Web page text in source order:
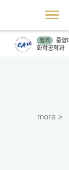
합격
중앙
화학공학과
more >